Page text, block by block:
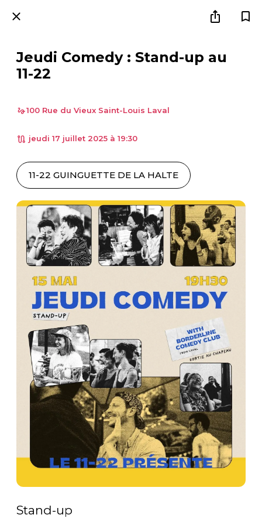
Jeudi Comedy : Stand-up au
11-22
100 Rue du Vieux Saint-Louis Laval
jeudi 17 juillet 2025 à 19:30
11-22 GUINGUETTE DE LA HALTE
Stand-up